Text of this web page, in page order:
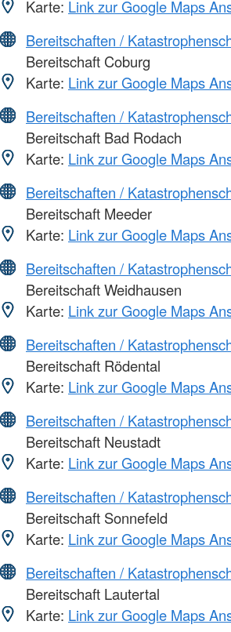
Karte: Link zur Google Maps
Bereitschaften /
Bereitschaft Coburg
Karte: Link zur Google Maps
Bereitschaften /
Bereitschaft Bad Rodach
Karte: Link zur Google Maps
Bereitschaften /
Bereitschaft Meeder
Karte: Link zur Google Maps
Bereitschaften /
Bereitschaft Weidhausen
Karte: Link zur Google Maps
Bereitschaften /
Bereitschaft Rödental
Karte: Link zur Google Maps
Bereitschaften /
Bereitschaft Neustadt
Karte: Link zur Google Maps
Bereitschaften /
Bereitschaft Sonnefeld
Karte: Link zur Google Maps
Bereitschaften /
Bereitschaft Lautertal
Karte: Link zur Google Maps